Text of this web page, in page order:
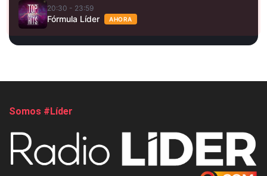
20:30 - 23:59
Fórmula Líder AHORA
Somos #Líder